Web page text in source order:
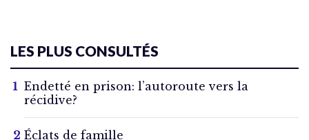
LES PLUS CONSULTÉS
Endetté en prison: l’autoroute vers la
récidive?
Éclats de famille